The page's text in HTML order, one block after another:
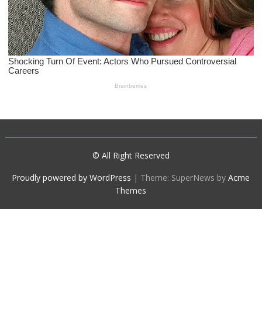
© All Right Reserved
Proudly powered by WordPress | Theme: SuperNews byAcme
Themes